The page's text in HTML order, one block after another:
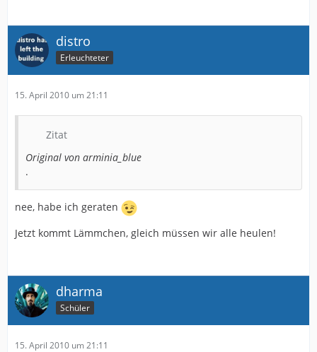
distro
Erleuchteter
15. April 2010 um 21:11
Zitat
Original von arminia_blue
.
nee, habe ich geraten
Jetzt kommt Lämmchen, gleich müssen wir alle heulen!
dharma
Schüler
15. April 2010 um 21:11